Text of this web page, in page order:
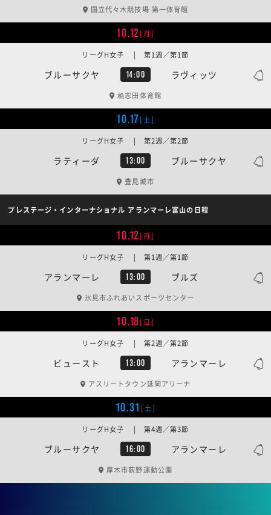
国立代々木競技場 第一体育館
10.12[月]
ブルーサクヤ 14:00 ラヴィッツ
リーグH女子 | 第1週／第1節
桷志田体育館
10.17[土]
ラティーダ 13:00 ブルーサクヤ
リーグH女子 | 第2週／第2節
豊見城市
プレステージ・インターナショナル アランマーレ富山の日程
10.12[月]
アランマーレ 13:00 ブルズ
リーグH女子 | 第1週／第1節
氷見市ふれあいスポーツセンター
10.18[日]
ビュースト 13:00 アランマーレ
リーグH女子 | 第2週／第2節
アスリートタウン延岡アリーナ
10.31 [土]
ブルーサクヤ 16:00 アランマーレ
リーグH女子 | 第4週／第3節
厚木市荻野運動公園